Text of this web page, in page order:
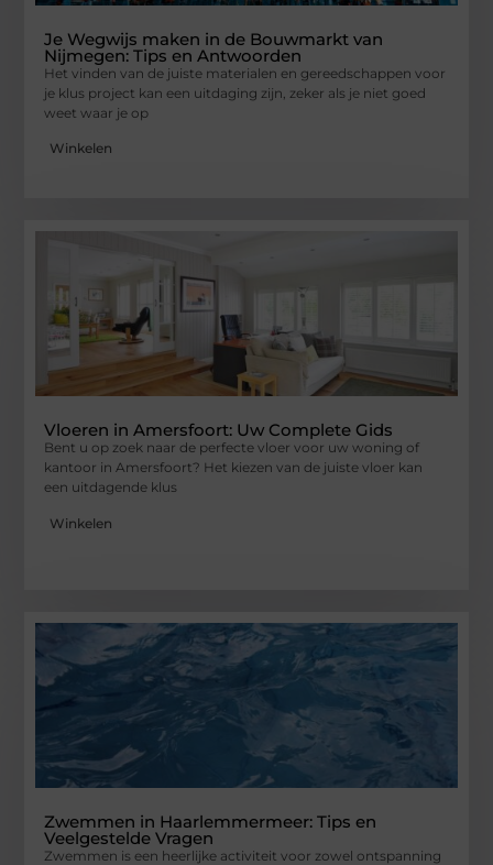
Je Wegwijs maken in de Bouwmarkt van
Nijmegen: Tips en Antwoorden
Het vinden van de juiste materialen en gereedschappen voor
je klus project kan een uitdaging zijn, zeker als je niet goed
weet waar je op
Winkelen
Vloeren in Amersfoort: Uw Complete Gids
Bent u op zoek naar de perfecte vloer voor uw woning of
kantoor in Amersfoort? Het kiezen van de juiste vloer kan
een uitdagende klus
Winkelen
Zwemmen in Haarlemmermeer: Tips en
Veelgestelde Vragen
Zwemmen is een heerlijke activiteit voor zowel ontspanning